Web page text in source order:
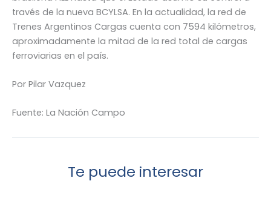
través de la nueva BCYLSA. En la actualidad, la red de
Trenes Argentinos Cargas cuenta con 7594 kilómetros,
aproximadamente la mitad de la red total de cargas
ferroviarias en el país.
Por Pilar Vazquez
Fuente: La Nación Campo
Te puede interesar